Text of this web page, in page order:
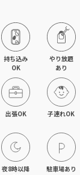
島
持ち込み
OK
やり放題
あり
出張OK 子連れOK
夜8時以降
駐車場あり